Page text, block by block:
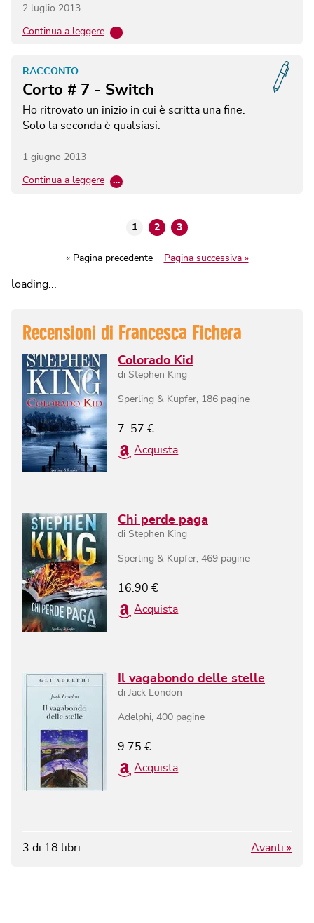
2 luglio 2013
Continua a leggere …
Corto # 7 - Switch
RACCONTO
Ho ritrovato un inizio in cui è scritta una fine.
Solo la seconda è qualsiasi.
1 giugno 2013
Continua a leggere …
1 2 3
« Pagina precedente Pagina successiva »
loading...
Recensioni di Francesca Fichera
Colorado Kid
di Stephen King
Sperling & Kupfer, 186 pagine
7..57 €
Acquista
Chi perde paga
di Stephen King
Sperling & Kupfer 469 pagine
16.90 €
Acquista
Il vagabondo delle stelle
di Jack London
Adelphi, 400 pagine
9.75 €
Acquista
3 di 18 libri Avanti »